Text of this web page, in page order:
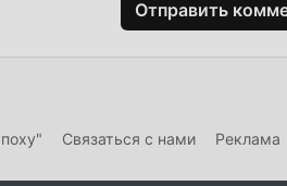
Отправить
Связаться с нами Реклама